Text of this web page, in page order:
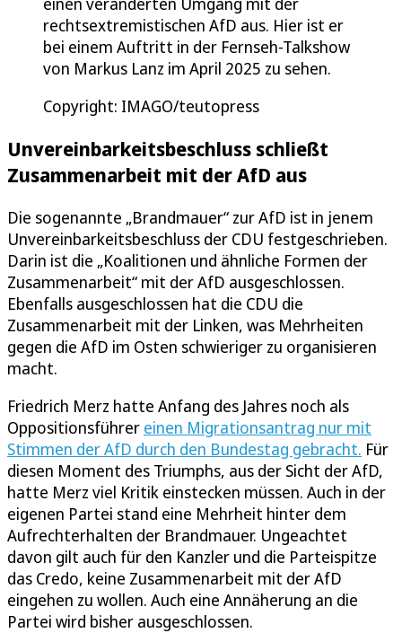
rechtsextremistischen AfD aus. Hier ist er
bei einem Auftritt in der Fernseh-Talkshow
von Markus Lanz im April 2025 zu sehen.
Copyright: IMAGO/teutopress
Unvereinbarkeitsbeschluss schließt
Zusammenarbeit mit der AfD aus
Die sogenannte „Brandmauer“ zur AfD ist in jenem
Unvereinbarkeitsbeschluss der CDU festgeschrieben.
Darin ist die „Koalitionen und ähnliche Formen der
Zusammenarbeit“ mit der AfD ausgeschlossen.
Ebenfalls ausgeschlossen hat die CDU die
Zusammenarbeit mit der Linken, was Mehrheiten
gegen die AfD im Osten schwieriger zu organisieren
macht.
Friedrich Merz hatte Anfang des Jahres noch als
Oppositionsführer einen Migrationsantrag nur mit
Stimmen der AfD durch den Bundestag gebracht. Für
diesen Moment des Triumphs, aus der Sicht der AfD,
hatte Merz viel Kritik einstecken müssen. Auch in der
eigenen Partei stand eine Mehrheit hinter dem
Aufrechterhalten der Brandmauer. Ungeachtet
davon gilt auch für den Kanzler und die Parteispitze
das Credo, keine Zusammenarbeit mit der AfD
eingehen zu wollen. Auch eine Annäherung an die
Partei wird bisher ausgeschlossen.